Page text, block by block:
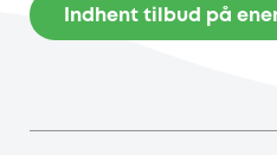
Indhent tilbud på